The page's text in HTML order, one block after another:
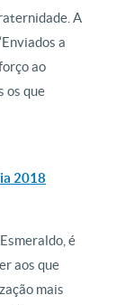
A
a
ao
os que
2018
é
aos que
mais